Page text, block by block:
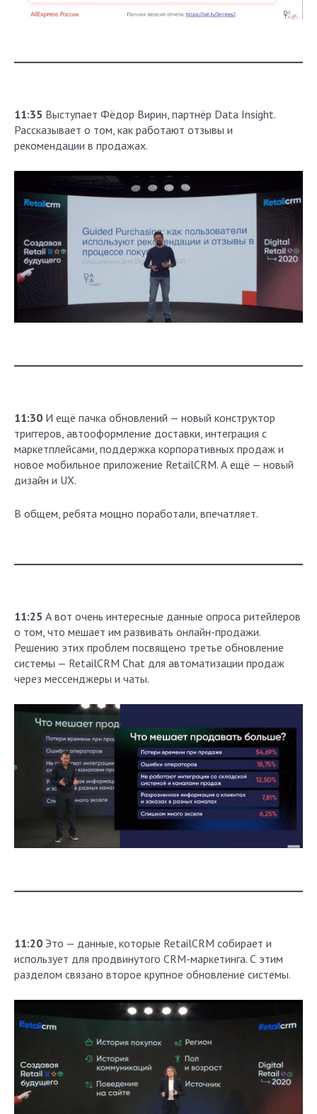
11:35 Выступает Фёдор Вирин, партнёр Data Insight.
Рассказывает о том, как работают отзывы и
рекомендации в продажах.
11:30 И ещё пачка обновлений — новый конструктор
триггеров, автооформление доставки, интеграция с
маркетплейсами, поддержка корпоративных продаж и
новое мобильное приложение RetailCRM. А ещё — новый
дизайн и UX.
В общем, ребята мощно поработали, впечатляет.
11:25 А вот очень интересные данные опроса ритейлеров
о том, что мешает им развивать онлайн-продажи.
Решению этих проблем посвящено третье обновление
системы — RetailCRM Chat для автоматизации продаж
через мессенджеры и чаты.
11:20 Это — данные, которые RetailCRM собирает и
использует для продвинутого CRM-маркетинга. С этим
разделом связано второе крупное обновление системы.